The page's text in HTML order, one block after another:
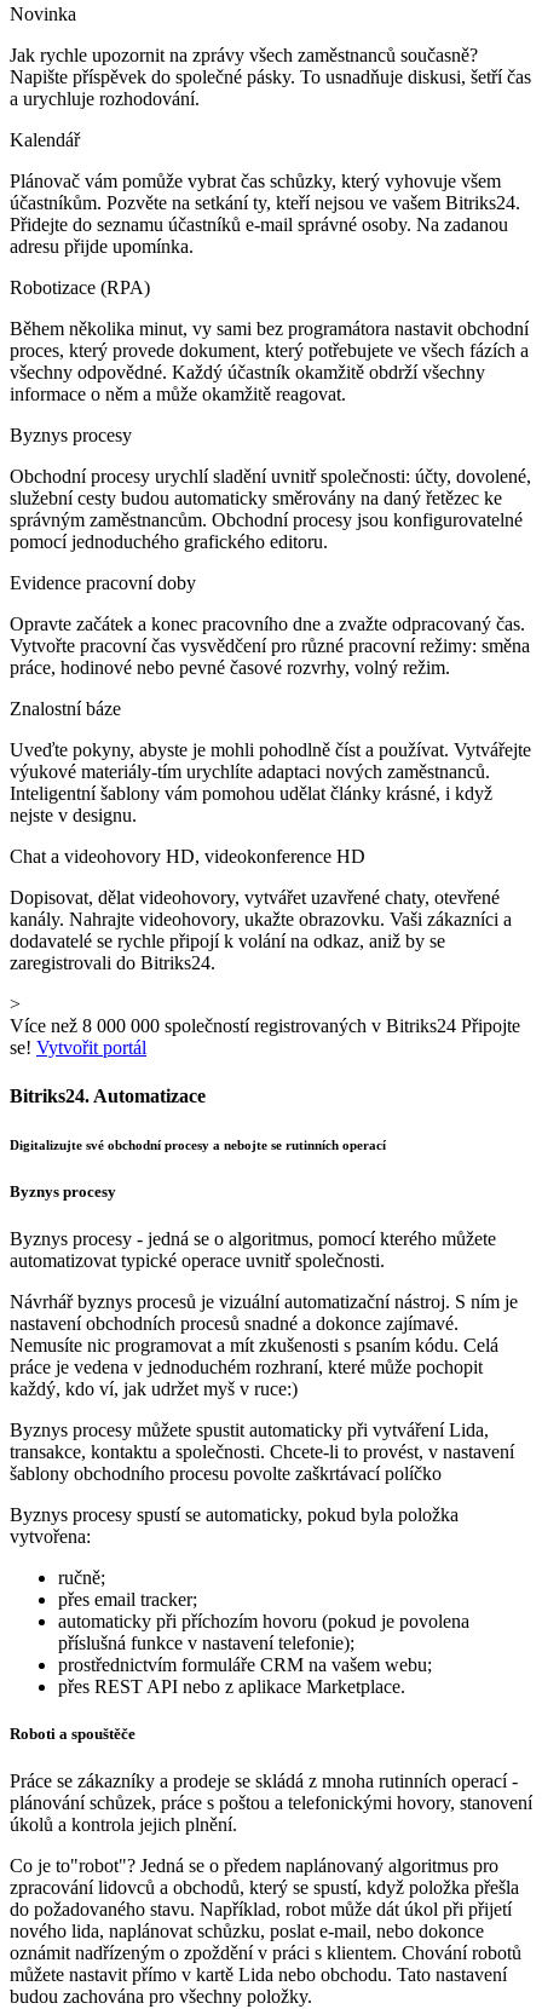
Novinka
Jak rychle upozornit na zprávy všech zaměstnanců současně?
Napište příspěvek do společné pásky. To usnadňuje diskusi, šetří čas
a urychluje rozhodování.
Kalendář
Plánovač vám pomůže vybrat čas schůzky, který vyhovuje všem
účastníkům. Pozvěte na setkání ty, kteří nejsou ve vašem Bitriks24.
Přidejte do seznamu účastníků e-mail správné osoby. Na zadanou
adresu přijde upomínka.
Robotizace (RPA)
Během několika minut, vy sami bez programátora nastavit obchodní
proces, který provede dokument, který potřebujete ve všech fázích a
všechny odpovědné. Každý účastník okamžitě obdrží všechny
informace o něm a může okamžitě reagovat.
Byznys procesy
Obchodní procesy urychlí sladění uvnitř společnosti: účty, dovolené,
služební cesty budou automaticky směrovány na daný řetězec ke
správným zaměstnancům. Obchodní procesy jsou konfigurovatelné
pomocí jednoduchého grafického editoru.
Evidence pracovní doby
Opravte začátek a konec pracovního dne a zvažte odpracovaný čas.
Vytvořte pracovní čas vysvědčení pro různé pracovní režimy: směna
práce, hodinové nebo pevné časové rozvrhy, volný režim.
Znalostní báze
Uveďte pokyny, abyste je mohli pohodlně číst a používat. Vytvářejte
výukové materiály-tím urychlíte adaptaci nových zaměstnanců.
Inteligentní šablony vám pomohou udělat články krásné, i když
nejste v designu.
Chat a videohovory HD, videokonference HD
Dopisovat, dělat videohovory, vytvářet uzavřené chaty, otevřené
kanály. Nahrajte videohovory, ukažte obrazovku. Vaši zákazníci a
dodavatelé se rychle připojí k volání na odkaz, aniž by se
zaregistrovali do Bitriks24.
>
Více než 8 000 000 společností registrovaných v Bitriks24 Připojte
se! Vytvořit portál
Bitriks24. Automatizace
Digitalizujte své obchodní procesy a nebojte se rutinních operací
Byznys procesy
Byznys procesy - jedná se o algoritmus, pomocí kterého můžete
automatizovat typické operace uvnitř společnosti.
Návrhář byznys procesů je vizuální automatizační nástroj. S ním je
nastavení obchodních procesů snadné a dokonce zajímavé.
Nemusíte nic programovat a mít zkušenosti s psaním kódu. Celá
práce je vedena v jednoduchém rozhraní, které může pochopit
každý, kdo ví, jak udržet myš v ruce:)
Byznys procesy můžete spustit automaticky při vytváření Lida,
transakce, kontaktu a společnosti. Chcete-li to provést, v nastavení
šablony obchodního procesu povolte zaškrtávací políčko
Byznys procesy spustí se automaticky, pokud byla položka
vytvořena:
ručně;
přes email tracker;
automaticky při příchozím hovoru (pokud je povolena
příslušná funkce v nastavení telefonie);
prostřednictvím formuláře CRM na vašem webu;
přes REST API nebo z aplikace Marketplace.
Roboti a spouštěče
Práce se zákazníky a prodeje se skládá z mnoha rutinních operací -
plánování schůzek, práce s poštou a telefonickými hovory, stanovení
úkolů a kontrola jejich plnění.
Co je to"robot"? Jedná se o předem naplánovaný algoritmus pro
zpracování lidovců a obchodů, který se spustí, když položka přešla
do požadovaného stavu. Například, robot může dát úkol při přijetí
nového lida, naplánovat schůzku, poslat e-mail, nebo dokonce
oznámit nadřízeným o zpoždění v práci s klientem. Chování robotů
můžete nastavit přímo v kartě Lida nebo obchodu. Tato nastavení
budou zachována pro všechny položky.